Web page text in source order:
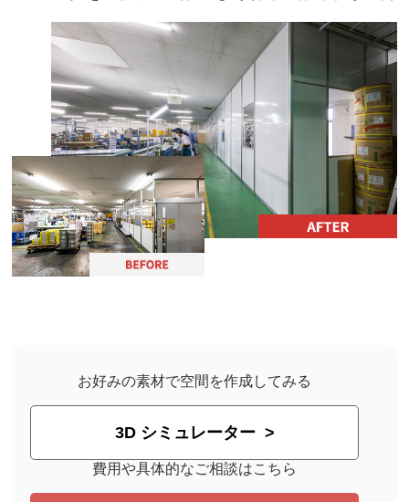
お好みの素材で空間を作成してみる
3D シミュレーター
費用や具体的なご相談はこちら